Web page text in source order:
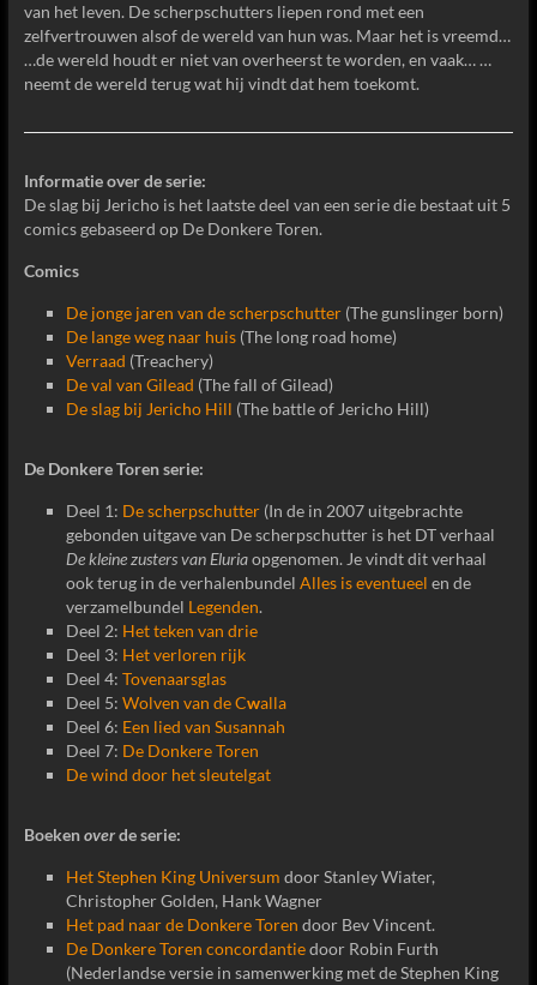
van het leven. De scherpschutters liepen rond met een
zelfvertrouwen alsof de wereld van hun was. Maar het is vreemd…
…de wereld houdt er niet van overheerst te worden, en vaak… …
neemt de wereld terug wat hij vindt dat hem toekomt.
Informatie over de serie:
De slag bij Jericho is het laatste deel van een serie die bestaat uit 5
comics gebaseerd op De Donkere Toren.
Comics
De jonge jaren van de scherpschutter (The gunslinger born)
De lange weg naar huis(The long road home)
Verraad (Treachery)
De val van Gilead (The fall of Gilead)
De slag bij Jericho Hill (The battle of Jericho Hill)
De Donkere Toren serie:
Deel 1: De scherpschutter (In de in 2007 uitgebrachte
gebonden uitgave van De scherpschutter is het DT verhaal
De kleine zusters van Eluriaopgenomen. Je vindt dit verhaal
ook terug in de verhalenbundel Alles is eventueel en de
verzamelbundel Legenden.
Deel 2: Het teken van drie
Deel 3: Het verloren rijk
Deel 4: Tovenaarsglas
Deel 5: Wolven van de Cwalla
Deel 6: Een lied van Susannah
Deel 7: De Donkere Toren
De wind door het sleutelgat
Boekenoverde serie:
Het Stephen King Universum door Stanley Wiater,
Christopher Golden, Hank Wagner
Het pad naar de Donkere Toren door Bev Vincent.
De Donkere Toren concordantiedoor Robin Furth
(Nederlandse versie in samenwerking met de Stephen King